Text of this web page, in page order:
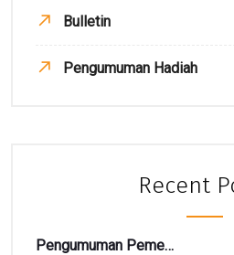
Bulletin
Pengumuman Hadiah
Recent
Pengumuman Pemenang TARBIAH